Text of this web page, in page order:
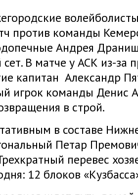
против команды
Андрея
сет. В матче у АСК из-за
капитан Александр
игрок команды Денис
в строй.
в составе
Петар
перевес
12 блоков